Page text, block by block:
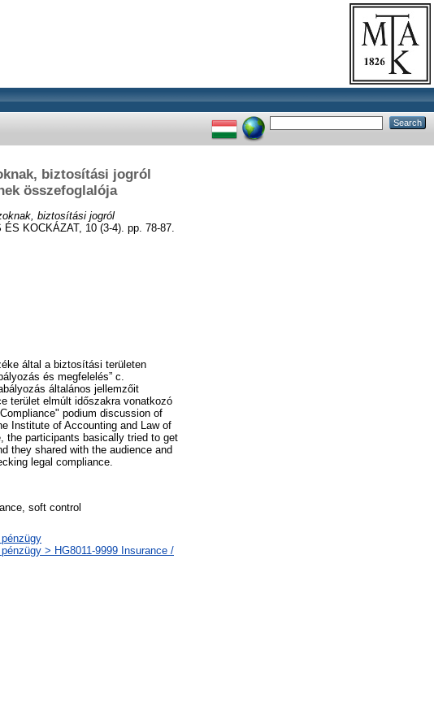
biztosítási jogról
összefoglalója
biztosítási jogról
KOCKÁZAT, 10 (3-4). pp. 78-87.
által a biztosítási területen
és megfelelés” c.
általános jellemzőit
terület elmúlt időszakra vonatkozó
podium discussion of
Institute of Accounting and Law of
the participants basically tried to get
they shared with the audience and
legal compliance.
soft control
> HG8011-9999 Insurance /